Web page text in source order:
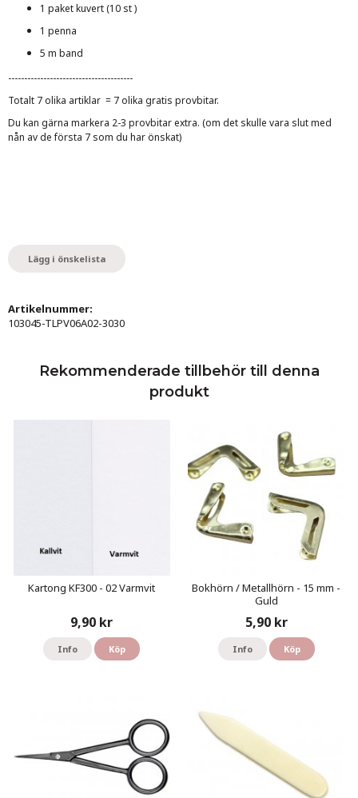
1 paket kuvert (10 st )
1 penna
5 m band
---------------------------------------
Totalt 7 olika artiklar = 7 olika gratis provbitar.
Du kan gärna markera 2-3 provbitar extra. (om det skulle vara slut med
nån av de första 7 som du har önskat)
Lägg i önskelista
Artikelnummer:
103045-TLPV06A02-3030
Rekommenderade tillbehör till denna
produkt
Kartong KF300 - 02 Varmvit
9,90 kr
Info Köp
Bokhörn / Metallhörn - 15 mm -
Guld
5,90 kr
Info Köp